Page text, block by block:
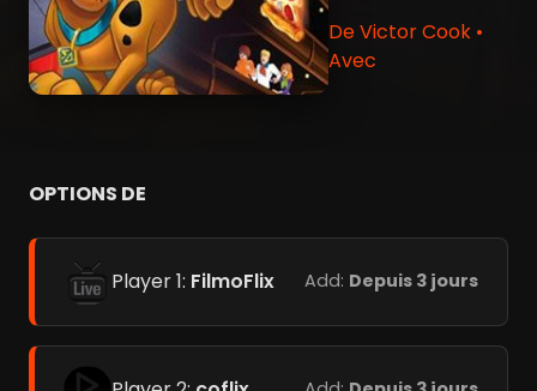
De Victor Cook •
Avec
OPTIONS DE
Player 1: FilmoFlix Add: Depuis 3 jours